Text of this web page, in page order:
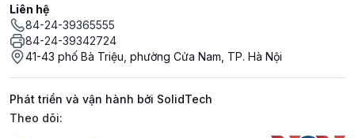
Liên hệ
84-24-39365555
84-24-39342724
41-43 phố Bà Triệu, phường Cửa Nam, TP. Hà Nội
Phát triển và vận hành bởi SolidTech
Mạng xã hội
Theo dõi: